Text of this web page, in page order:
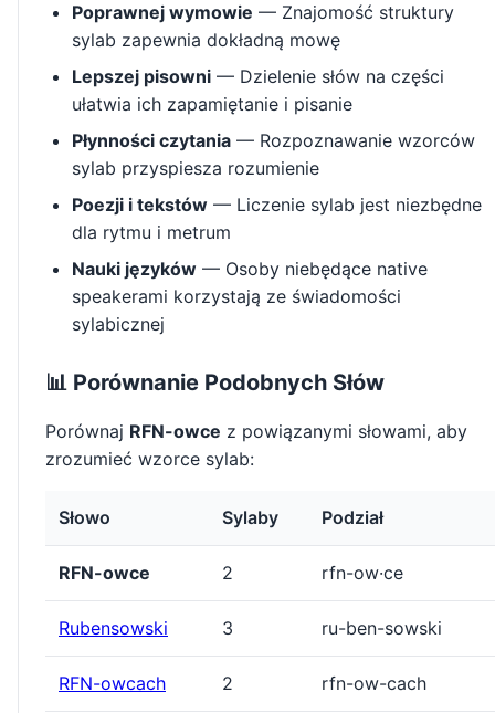
Poprawnej wymowie — Znajomość struktury
sylab zapewnia dokładną mowę
Lepszej pisowni — Dzielenie słów na części
ułatwia ich zapamiętanie i pisanie
Płynności czytania — Rozpoznawanie wzorców
sylab przyspiesza rozumienie
Poezji i tekstów — Liczenie sylab jest niezbędne
dla rytmu i metrum
Nauki języków — Osoby niebędące native
speakerami korzystają ze świadomości
sylabicznej
📊 Porównanie Podobnych Słów
Porównaj RFN-owce z powiązanymi słowami, aby
zrozumieć wzorce sylab:
Słowo Sylaby Podział
RFN-owce 2 rfn-ow·ce
Rubensowski 3 ru-ben-sowski
RFN-owcach 2 rfn-ow-cach